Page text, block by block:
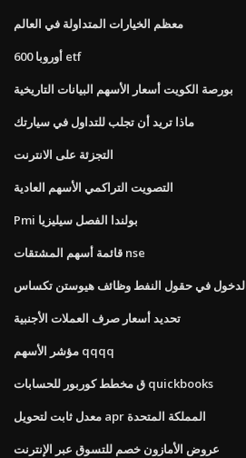
معظم الخيارات المتداولة في العالم
أوروبا 600 etf
بورصة الكويت أسعار الأسهم البيانات التاريخية
ماذا تريد أن تجلب للتداول في سيارتك
التجزئة على الانترنت
التصويت التراكمي الأسهم العادية
Pmi بولندا الفصل سيليزيا
قائمة أسهم المشتقات nse
في حقول النفط وظائف هيوستن تكساس
تحديد أسعار صرف العملات الأجنبية
مؤشر الأسهم qqqq
ق مخطط كوربور للحسابات quickbooks
معدل ثابت لتحويل apr المملكة المتحدة
عروض الأمازون خصم للتسوق عبر الإنترنت